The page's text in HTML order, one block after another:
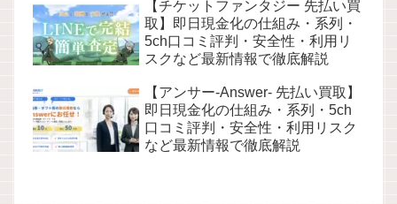
【チケットファンタジー 先払い買
取】即日現金化の仕組み・系列・
5ch口コミ評判・安全性・利用リ
スクなど最新情報で徹底解説
【アンサー-Answer- 先払い買取】
即日現金化の仕組み・系列・5ch
口コミ評判・安全性・利用リスク
など最新情報で徹底解説